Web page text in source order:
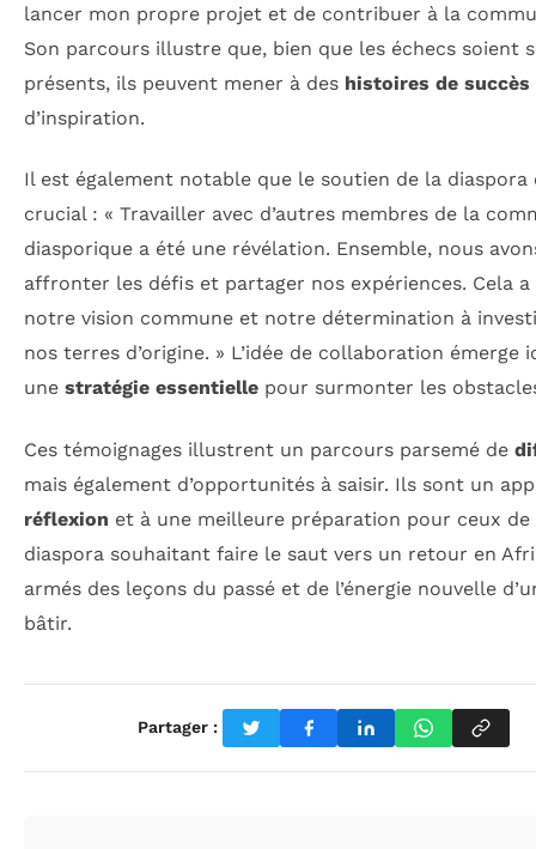
lancer mon propre projet et de contribuer à la
Son parcours illustre que, bien que les échecs soient
présents, ils peuvent mener à des histoires de succès
d’inspiration.
Il est également notable que le soutien de la diaspora
crucial : « Travailler avec d’autres membres de la
diasporique a été une révélation. Ensemble, nous
affronter les défis et partager nos expériences. Cela
notre vision commune et notre détermination à
nos terres d’origine. » L’idée de collaboration émerge
une stratégie essentielle pour surmonter les
Ces témoignages illustrent un parcours parsemé de
mais également d’opportunités à saisir. Ils sont un
réflexion et à une meilleure préparation pour ceux de
diaspora souhaitant faire le saut vers un retour en
armés des leçons du passé et de l’énergie nouvelle
bâtir.
Partager :